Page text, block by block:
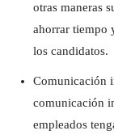
otras maneras
ahorrar tiempo
los candidatos.
Comunicación
comunicación
empleados